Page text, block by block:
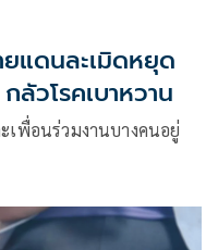
ยแดนละเมิดหยุด
วโรคเบาหวาน
พื่อนร่วมงานบางคนอยู่